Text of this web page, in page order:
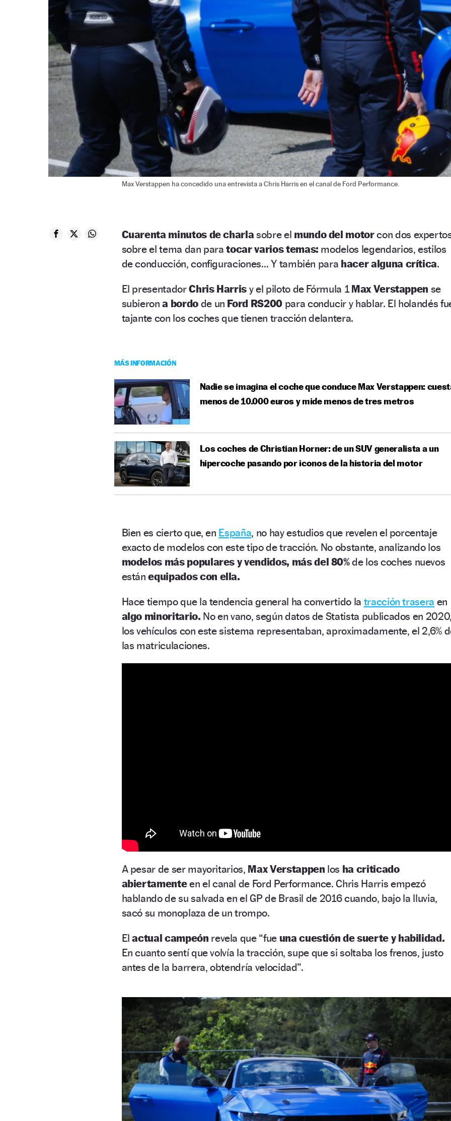
Max Verstappen ha concedido una entrevista a Chris Harris en el canal de Ford Performance.
Cuarenta minutos de charla sobre el mundo del motorcon dos
sobre el tema dan para tocar varios temas: modelos legendarios, estilos
de conducción, configuraciones… Y también para hacer alguna crítica.
El presentadorChris Harris y el piloto de Fórmula 1Max Verstappen se
subierona bordode un Ford RS200 para conducir y hablar. El holandés
tajante con los coches que tienen tracción delantera.
MÁS INFORMACIÓN
Nadie se imagina el coche que conduce Max Verstappen:
menos de 10.000 euros y mide menos de tres metros
Los coches de Christian Horner: de un SUV generalista a un
hipercoche pasando por iconos de la historia del motor
Bien es cierto que, en España, no hay estudios que revelen el porcentaje
exacto de modelos con este tipo de tracción. No obstante, analizando los
modelos más populares y vendidos, más del 80%de los coches nuevos
estánequipados con ella.
Hace tiempo que la tendencia general ha convertido la tracción trasera en
algo minoritario. No en vano, según datos de Statista publicados en
los vehículos con este sistema representaban, aproximadamente, el 2,6%
las matriculaciones.
A pesar de ser mayoritarios, Max Verstappen los ha criticado
abiertamenteen el canal de Ford Performance. Chris Harris empezó
hablando de su salvada en el GP de Brasil de 2016 cuando, bajo la lluvia,
sacó su monoplaza de un trompo.
Elactual campeón revela que “fue una cuestión de suerte y habilidad.
En cuanto sentí que volvía la tracción, supe que si soltaba los frenos, justo
antes de la barrera, obtendría velocidad”.